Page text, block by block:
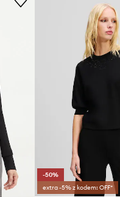
metce
-50%
extra -5% z kodem: OFF*